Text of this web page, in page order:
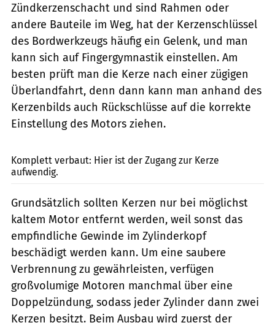
Zündkerzenschacht und sind Rahmen oder
andere Bauteile im Weg, hat der Kerzenschlüssel
des Bordwerkzeugs häufig ein Gelenk, und man
kann sich auf Fingergymnastik einstellen. Am
besten prüft man die Kerze nach einer zügigen
Überlandfahrt, denn dann kann man anhand des
Kerzenbilds auch Rückschlüsse auf die korrekte
Einstellung des Motors ziehen.
Komplett verbaut: Hier ist der Zugang zur Kerze
aufwendig.
Grundsätzlich sollten Kerzen nur bei möglichst
kaltem Motor entfernt werden, weil sonst das
empfindliche Gewinde im Zylinderkopf
beschädigt werden kann. Um eine saubere
Verbrennung zu gewährleisten, verfügen
großvolumige Motoren manchmal über eine
Doppelzündung, sodass jeder Zylinder dann zwei
Kerzen besitzt. Beim Ausbau wird zuerst der